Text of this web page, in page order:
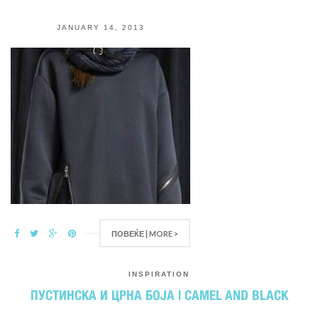
JANUARY 14, 2013
ПОВЕЌЕ | MORE >
INSPIRATION
ПУСТИНСКА И ЦРНА БОЈА | CAMEL AND BLACK